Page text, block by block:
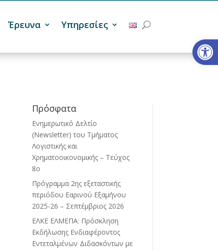
Έρευνα Υπηρεσίες
Πρόσφατα
Ενημερωτικό Δελτίο
(Newsletter) του Τμήματος
Λογιστικής και
Χρηματοοικονομικής – Τεύχος
8ο
Πρόγραμμα 2ης εξεταστικής
περιόδου Eαρινού Eξαμήνου
2025-26 – Σεπτέμβριος 2026
ΕΛΚΕ ΕΛΜΕΠΑ: Πρόσκληση
Εκδήλωσης Ενδιαφέροντος
Εντεταλμένων Διδασκόντων με